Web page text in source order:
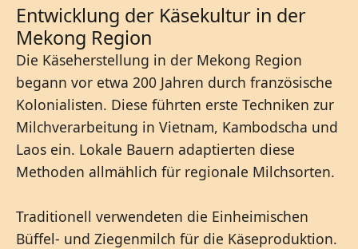
Entwicklung der Käsekultur in der
Mekong Region
Die Käseherstellung in der Mekong Region
begann vor etwa 200 Jahren durch französische
Kolonialisten. Diese führten erste Techniken zur
Milchverarbeitung in Vietnam, Kambodscha und
Laos ein. Lokale Bauern adaptierten diese
Methoden allmählich für regionale Milchsorten.
Traditionell verwendeten die Einheimischen
Büffel- und Ziegenmilch für die Käseproduktion.